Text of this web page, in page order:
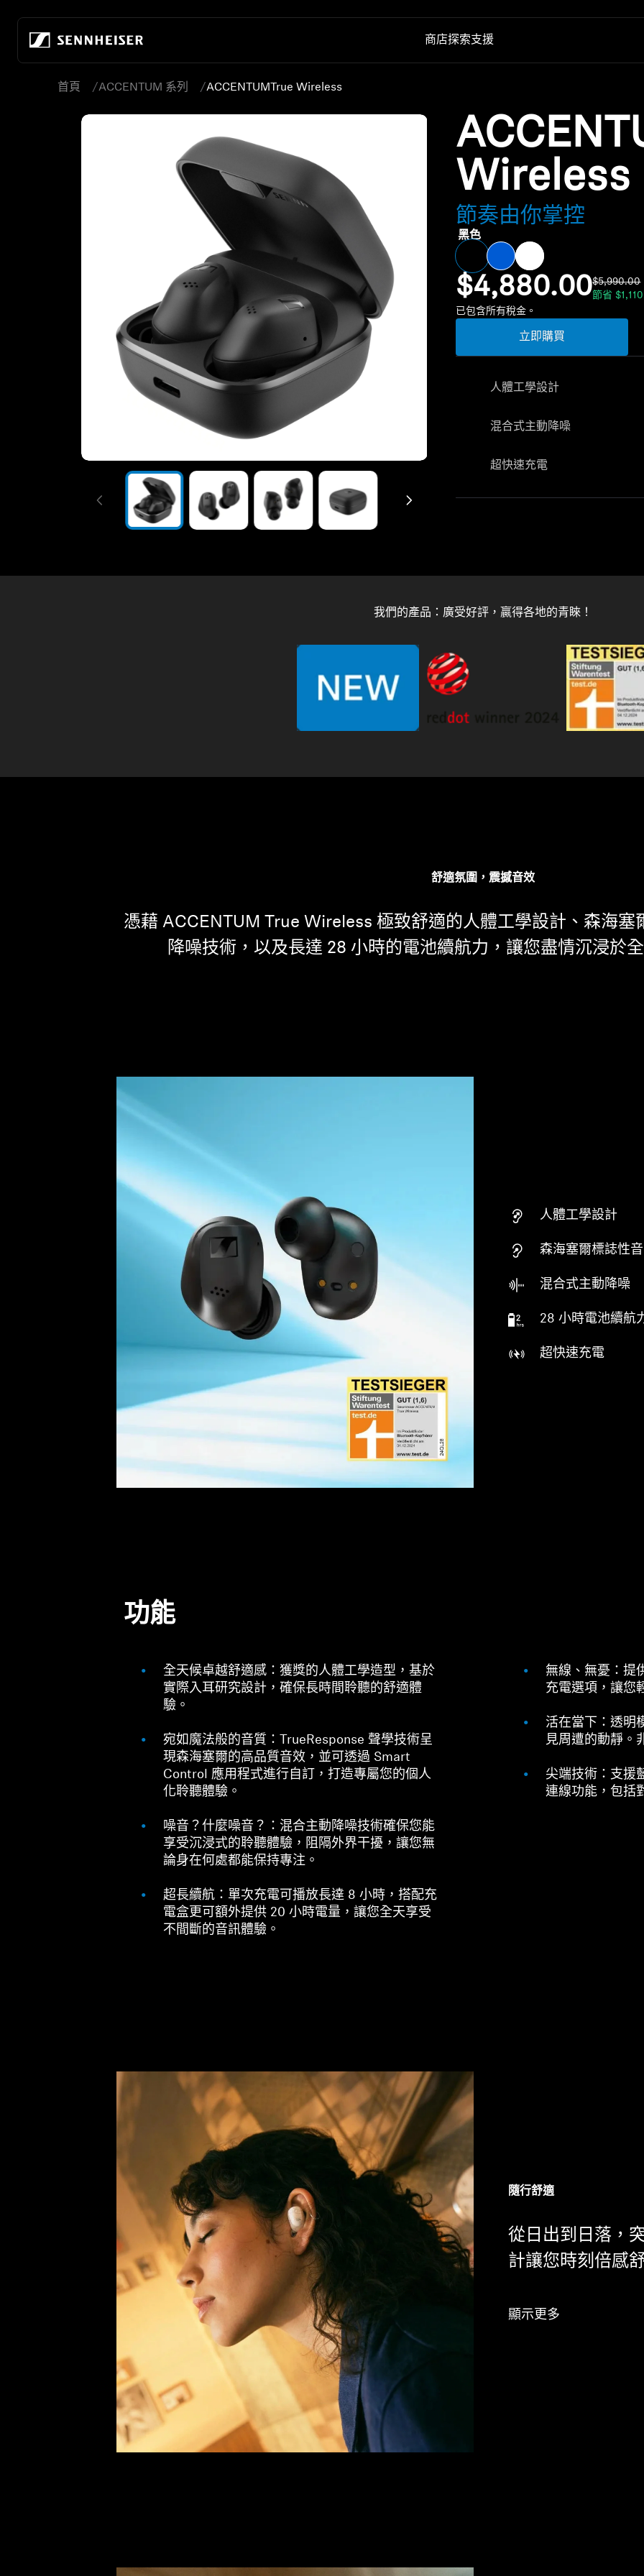
商店探索支援
所有耳機
所有發燒級耳機
發燒級遊戲
所有音響組合
-AMBEO-音響
Conversation Clear Plus
暢貨中心
關於我們
80年來，我們持續開創音頻的未來
森海塞爾聽力測試應用程式
Smart Control 應用程式
Smart Control Plus 應用程式
聲音空間
首頁 ACCENTUM 系列 ACCENTUM True Wireless
Wireless
節奏由你掌控
黑色
$4,880.00$5,990.00
節省
已包含所有稅金。
立即購買
人體工學設計
混合式主動降噪
超快速充電
我們的產品：廣受好評，贏得各地的青睞！
舒適氛圍，震撼音效
憑藉 ACCENTUM True Wireless 極致舒適的人體工學設計、森海塞
降噪技術，以及長達 28 小時的電池續航力，讓您盡情沉浸於
人體工學設計
森海塞爾標誌性
混合式主動降噪
28 小時電池續航
超快速充電
功能
全天候卓越舒適感：獲獎的人體工學造型，基於
實際入耳研究設計，確保長時間聆聽的舒適體
驗。
宛如魔法般的音質：TrueResponse 聲學技術呈
現森海塞爾的高品質音效，並可透過 Smart
Control 應用程式進行自訂，打造專屬您的個人
化聆聽體驗。
噪音？什麼噪音？：混合主動降噪技術確保您能
享受沉浸式的聆聽體驗，阻隔外界干擾，讓您無
論身在何處都能保持專注。
超長續航：單次充電可播放長達 8 小時，搭配充
電盒更可額外提供 20 小時電量，讓您全天享受
不間斷的音訊體驗。
無線、無憂：提
充電選項，讓您
活在當下：透明
見周遭的動靜。
尖端技術：支援
連線功能，包括
隨行舒適
從日出到日落，
計讓您時刻倍感
顯示更多